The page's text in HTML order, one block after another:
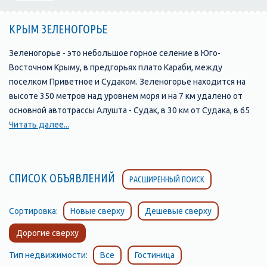
КРЫМ ЗЕЛЕНОГОРЬЕ
Зеленогорье - это небольшое горное селение в Юго-
Восточном Крыму, в предгорьях плато Караби, между
поселком Приветное и Судаком. Зеленогорье находится на
высоте 350 метров над уровнем моря и на 7 км удалено от
основной автотрассы Алушта - Судак, в 30 км от Судака, в 65
км - от Алушты. Поворачивать к поселку следует у башни
медпункт, несколько домов отдыха разной комфортности.
Природа Зеленогорья неповторима. С трех сторон поселок
севера - поселок незаметно переходит в урочище, которое
называется Панагия, что значит святая. Здесь начинается
туристическая тропа в живописный каньон с множеством
небольших водопадов, порогов и водных ванн. Если
Читать далее...
СПИСОК ОБЪЯВЛЕНИЙ РАСШИРЕННЫЙ ПОИСК
Сортировка: Новые сверху Дешевые сверху
Дорогие сверху
Тип недвижимости: Все Гостиница